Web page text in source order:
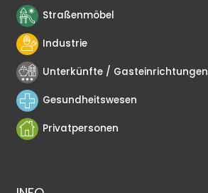
Straßenmöbel
Industrie
Unterkünfte / Gasteinrichtungen
Gesundheitswesen
Privatpersonen